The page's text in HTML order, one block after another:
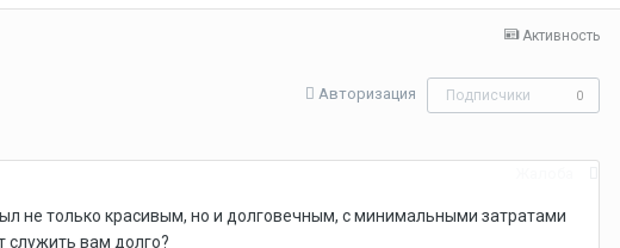
Активность
Авторизация Подписчики 0
не только красивым, но и долговечным, с минимальными затратами
служить вам долго?